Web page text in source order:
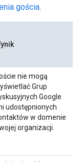
gościa.
nie mogą
Grup
Google
udostępnionych
w domenie
organizacji.